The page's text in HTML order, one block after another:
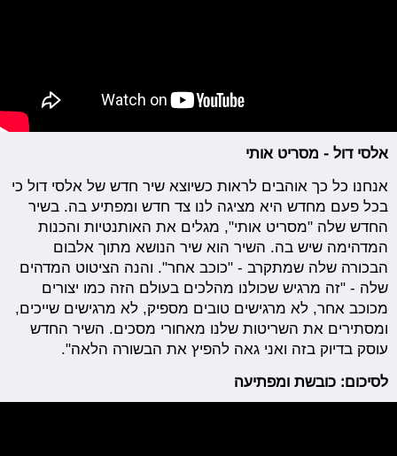
אלסי דול - מסריט אותי
אנחנו כל כך אוהבים לראות כשיוצא שיר חדש של אלסי דול כי
בכל פעם מחדש היא מציגה לנו צד חדש ומפתיע בה. בשיר
החדש שלה "מסריט אותי", מגלים את האותנטיות והכנות
המדהימה שיש בה. השיר הוא שיר הנושא מתוך אלבום
הבכורה שלה שמתקרב - "כוכב אחר". והנה הציטוט המדהים
שלה - "זה מרגיש שכולנו מהלכים בעולם הזה כמו יצורים
מכוכב אחר, לא מרגישים טובים מספיק, לא מרגישים שייכים,
ומסתירים את השריטות שלנו מאחורי מסכים. השיר החדש
עוסק בדיוק בזה ואני גאה להפיץ את הבשורה הלאה".
לסיכום: כובשת ומפתיעה